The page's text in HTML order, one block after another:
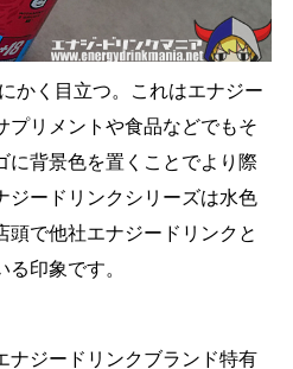
かく目立つ。これはエナジー
プリメントや食品などでもそ
に背景色を置くことでより際
ジードリンクシリーズは水色
頭で他社エナジードリンクと
印象です。
ナジードリンクブランド特有